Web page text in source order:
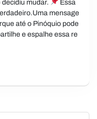
mudar.
Essa
mensage
até o Pinóquio pode
e espalhe essa re